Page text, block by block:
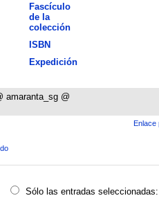
Fascículo
de la
colección
ISBN
Expedición
amaranta_sg @
Enlace
Sólo las entradas seleccionadas: